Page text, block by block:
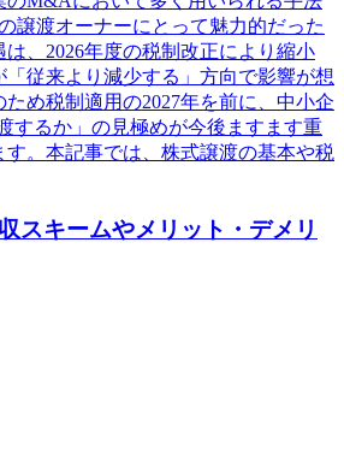
譲渡オーナーにとって魅力的だった
、2026年度の税制改正により縮小
「従来より減少する」方向で影響が想
め税制適用の2027年を前に、中小企
するか」の見極めが今後ますます重
。本記事では、株式譲渡の基本や税
スキームやメリット・デメリ